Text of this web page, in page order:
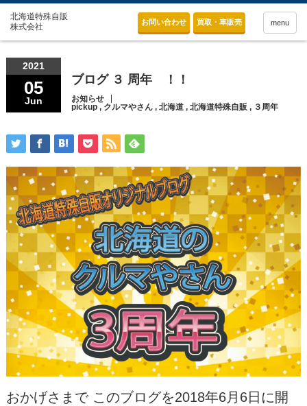
お問い合わせ 買取・車販売 menu
2021
05
Jun
ブログ ３ 周年 ！！
お知らせ
pickup, クルマやさん, 北海道, 北海道特殊自販 , ３周年
おかげさまで このブログを2018年6月6日に開